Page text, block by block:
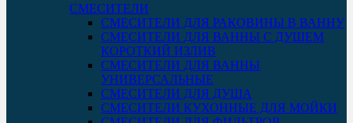
СМЕСИТЕЛИ
СМЕСИТЕЛИ ДЛЯ РАКОВИНЫ В ВАННУ
СМЕСИТЕЛИ ДЛЯ ВАННЫ С ДУШЕМ
КОРОТКИЙ ИЗЛИВ
СМЕСИТЕЛИ ДЛЯ ВАННЫ
УНИВЕРСАЛЬНЫЕ
СМЕСИТЕЛИ ДЛЯ ДУША
СМЕСИТЕЛИ КУХОННЫЕ ДЛЯ МОЙКИ